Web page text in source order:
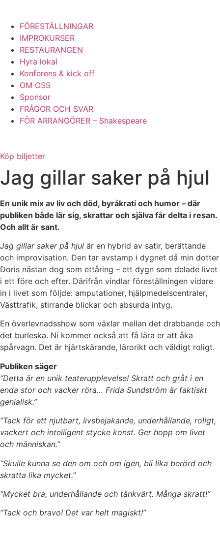
FÖRESTÄLLNINGAR
IMPROKURSER
RESTAURANGEN
Hyra lokal
Konferens & kick off
OM OSS
Sponsor
FRÅGOR OCH SVAR
FÖR ARRANGÖRER – Shakespeare
Köp biljetter
Jag gillar saker på hjul
En unik mix av liv och död, byråkrati och humor – där
publiken både lär sig, skrattar och själva får delta i resan.
Och allt är sant.
Jag gillar saker på hjul är en hybrid av satir, berättande
och improvisation. Den tar avstamp i dygnet då min dotter
Doris nästan dog som ettåring – ett dygn som delade livet
i ett före och efter. Därifrån vindlar föreställningen vidare
in i livet som följde: amputationer, hjälpmedelscentraler,
Västtrafik, stirrande blickar och absurda intyg.
En överlevnadsshow som växlar mellan det drabbande och
det burleska. Ni kommer också att få lära er att åka
spårvagn. Det är hjärtskärande, lärorikt och väldigt roligt.
Publiken säger
“Detta är en unik teaterupplevelse! Skratt och gråt i en
enda stor och vacker röra… Frida Sundström är faktiskt
genialisk.”
“Tack för ett njutbart, livsbejakande, underhållande, roligt,
vackert och intelligent stycke konst. Ger hopp om livet
och människan.”
“Skulle kunna se den om och om igen, bli lika berörd och
skratta lika mycket.”
“Mycket bra, underhållande och tänkvärt. Många skratt!”
“Tack och bravo! Det var helt magiskt!”